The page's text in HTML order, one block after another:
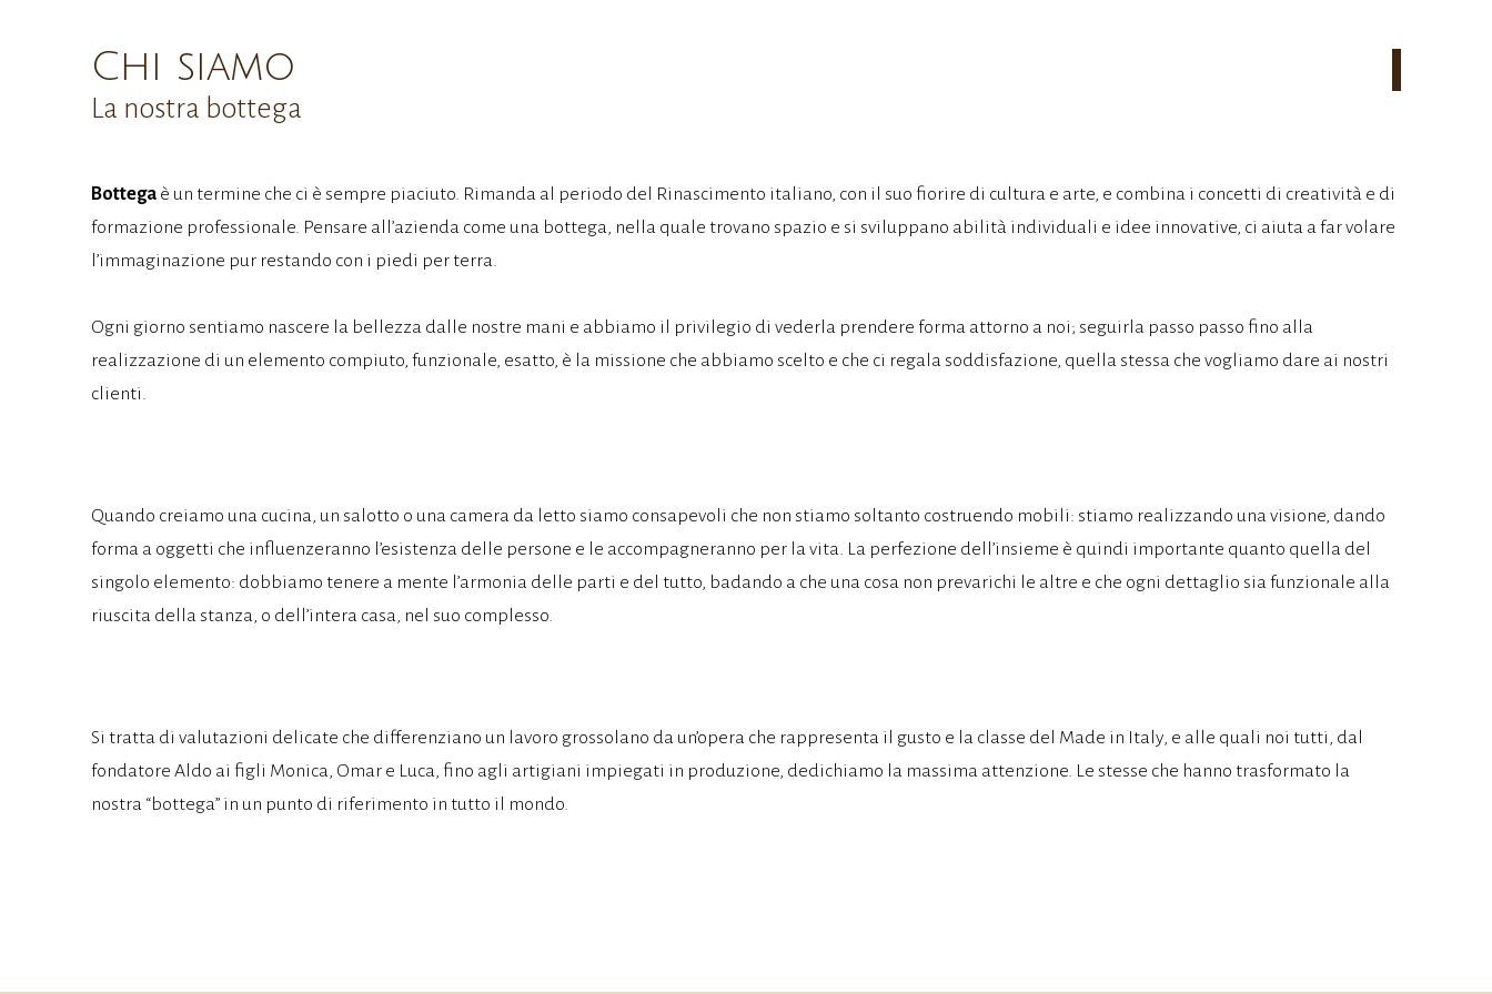
Chi siamo
La nostra bottega
Bottega è un termine che ci è sempre piaciuto. Rimanda al periodo del Rinascimento italiano, con il suo fiorire di cultura e arte, e combina i concetti di creatività e di
formazione professionale. Pensare all’azienda come una bottega, nella quale trovano spazio e si sviluppano abilità individuali e idee innovative, ci aiuta a far volare
l’immaginazione pur restando con i piedi per terra.
Ogni giorno sentiamo nascere la bellezza dalle nostre mani e abbiamo il privilegio di vederla prendere forma attorno a noi; seguirla passo passo fino alla
realizzazione di un elemento compiuto, funzionale, esatto, è la missione che abbiamo scelto e che ci regala soddisfazione, quella stessa che vogliamo dare ai nostri
clienti.
Quando creiamo una cucina, un salotto o una camera da letto siamo consapevoli che non stiamo soltanto costruendo mobili: stiamo realizzando una visione, dando
forma a oggetti che influenzeranno l’esistenza delle persone e le accompagneranno per la vita. La perfezione dell’insieme è quindi importante quanto quella del
singolo elemento: dobbiamo tenere a mente l’armonia delle parti e del tutto, badando a che una cosa non prevarichi le altre e che ogni dettaglio sia funzionale alla
riuscita della stanza, o dell’intera casa, nel suo complesso.
Si tratta di valutazioni delicate che differenziano un lavoro grossolano da un’opera che rappresenta il gusto e la classe del Made in Italy, e alle quali noi tutti, dal
fondatore Aldo ai figli Monica, Omar e Luca, fino agli artigiani impiegati in produzione, dedichiamo la massima attenzione. Le stesse che hanno trasformato la
nostra “bottega” in un punto di riferimento in tutto il mondo.